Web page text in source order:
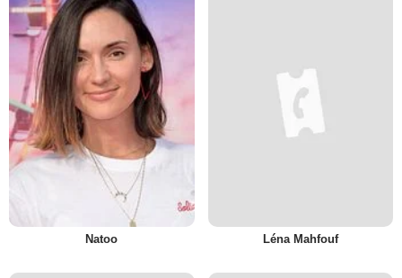
Natoo Léna Mahfouf